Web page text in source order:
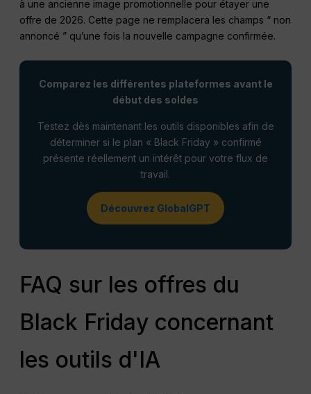
à une ancienne image promotionnelle pour étayer une
offre de 2026. Cette page ne remplacera les champs “ non
annoncé ” qu’une fois la nouvelle campagne confirmée.
Comparez les différentes plateformes avant le
début des soldes
Testez dès maintenant les outils disponibles afin de
déterminer si le plan « Black Friday » confirmé
présente réellement un intérêt pour votre flux de
travail.
Découvrez GlobalGPT
FAQ sur les offres du
Black Friday concernant
les outils d'IA